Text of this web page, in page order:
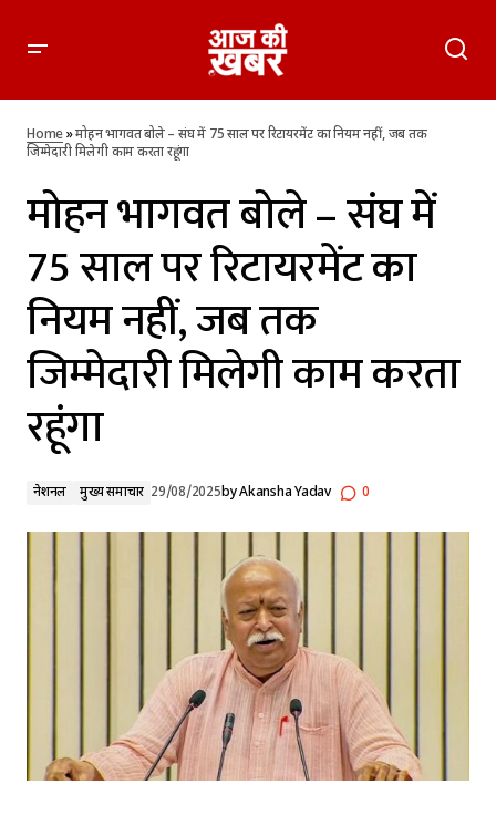
जिम्मेदारी मिलेगी काम करता रहूंगा
Home»मोहन भागवत बोले – संघ में 75 साल पर रिटायरमेंट का नियम नहीं, जब तक
जिम्मेदारी मिलेगी काम करता रहूंगा
मोहन भागवत बोले – संघ में
75 साल पर रिटायरमेंट का
नियम नहीं, जब तक
जिम्मेदारी मिलेगी काम करता
रहूंगा
नेशनल मुख्य समाचार 29/08/2025byAkansha Yadav 0